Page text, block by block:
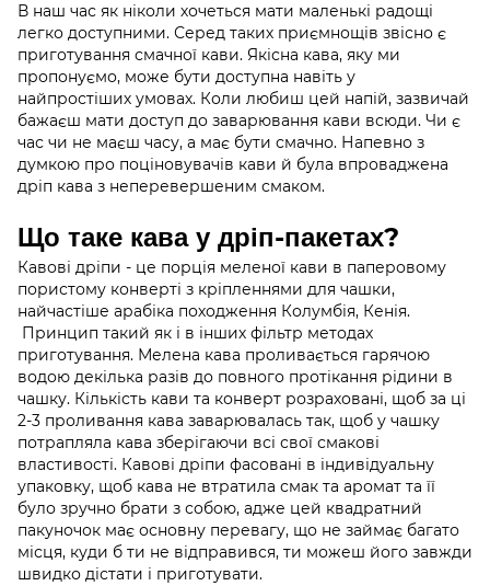
В наш час як ніколи хочеться мати маленькі радощі
легко доступними. Серед таких приємнощів звісно є
приготування смачної кави. Якісна кава, яку ми
пропонуємо, може бути доступна навіть у
найпростіших умовах. Коли любиш цей напій, зазвичай
бажаєш мати доступ до заварювання кави всюди. Чи є
час чи не маєш часу, а має бути смачно. Напевно з
думкою про поціновувачів кави й була впроваджена
дріп кава з неперевершеним смаком.
Що таке кава у дріп-пакетах?
Кавові дріпи - це порція меленої кави в паперовому
пористому конверті з кріпленнями для чашки,
найчастіше арабіка походження Колумбія, Кенія.
Принцип такий як і в інших фільтр методах
приготування. Мелена кава проливається гарячою
водою декілька разів до повного протікання рідини в
чашку. Кількість кави та конверт розраховані, щоб за ці
2-3 проливання кава заварювалась так, щоб у чашку
потрапляла кава зберігаючи всі свої смакові
властивості. Кавові дріпи фасовані в індивідуальну
упаковку, щоб кава не втратила смак та аромат та її
було зручно брати з собою, адже цей квадратний
пакуночок має основну перевагу, що не займає багато
місця, куди б ти не відправився, ти можеш його завжди
швидко дістати і приготувати.